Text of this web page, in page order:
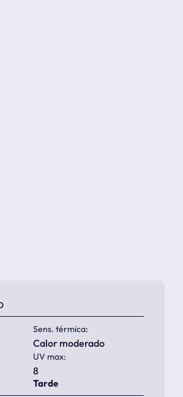
Sens. térmica:
calor moderado
UV max:
8
Tarde